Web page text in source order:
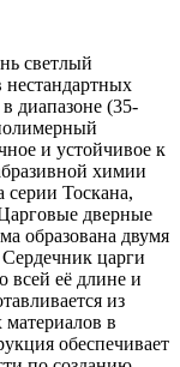
светлый
диапазоне (35-
и устойчивое к
химии
Тоскана,
дверные
образована двумя
царги
всей её длине и
из
в
обеспечивает